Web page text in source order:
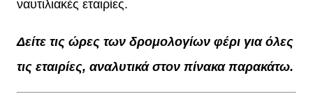
ναυτιλιακές εταιρίες.
Δείτε τις ώρες των δρομολογίων φέρι για όλες
τις εταιρίες, αναλυτικά στον πίνακα παρακάτω.